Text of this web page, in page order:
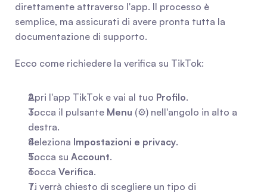
direttamente attraverso l'app. Il processo è
semplice, ma assicurati di avere pronta tutta la
documentazione di supporto.
Ecco come richiedere la verifica su TikTok:
Apri l'app TikTok e vai al tuo Profilo.
Tocca il pulsante Menu (⚙️) nell'angolo in alto a
destra.
Seleziona Impostazioni e privacy.
Tocca su Account.
Tocca Verifica.
Ti verrà chiesto di scegliere un tipo di